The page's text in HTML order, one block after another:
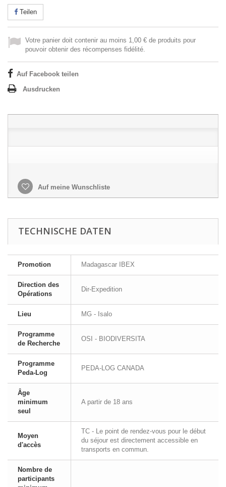
Teilen
Votre panier doit contenir au moins 1,00 € de produits pour
pouvoir obtenir des récompenses fidélité.
Auf Facebook teilen
Ausdrucken
Auf meine Wunschliste
TECHNISCHE DATEN
Promotion Madagascar IBEX
Direction des
Opérations
Dir-Expedition
Lieu MG - Isalo
Programme
de Recherche
OSI - BIODIVERSITA
Programme
Peda-Log
PEDA-LOG CANADA
Âge
minimum
seul
A partir de 18 ans
Moyen
d'accès
TC - Le point de rendez-vous pour le début
du séjour est directement accessible en
transports en commun.
Nombre de
participants